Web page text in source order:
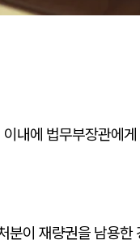
내에 법무부장관에게
분이 재량권을 남용한